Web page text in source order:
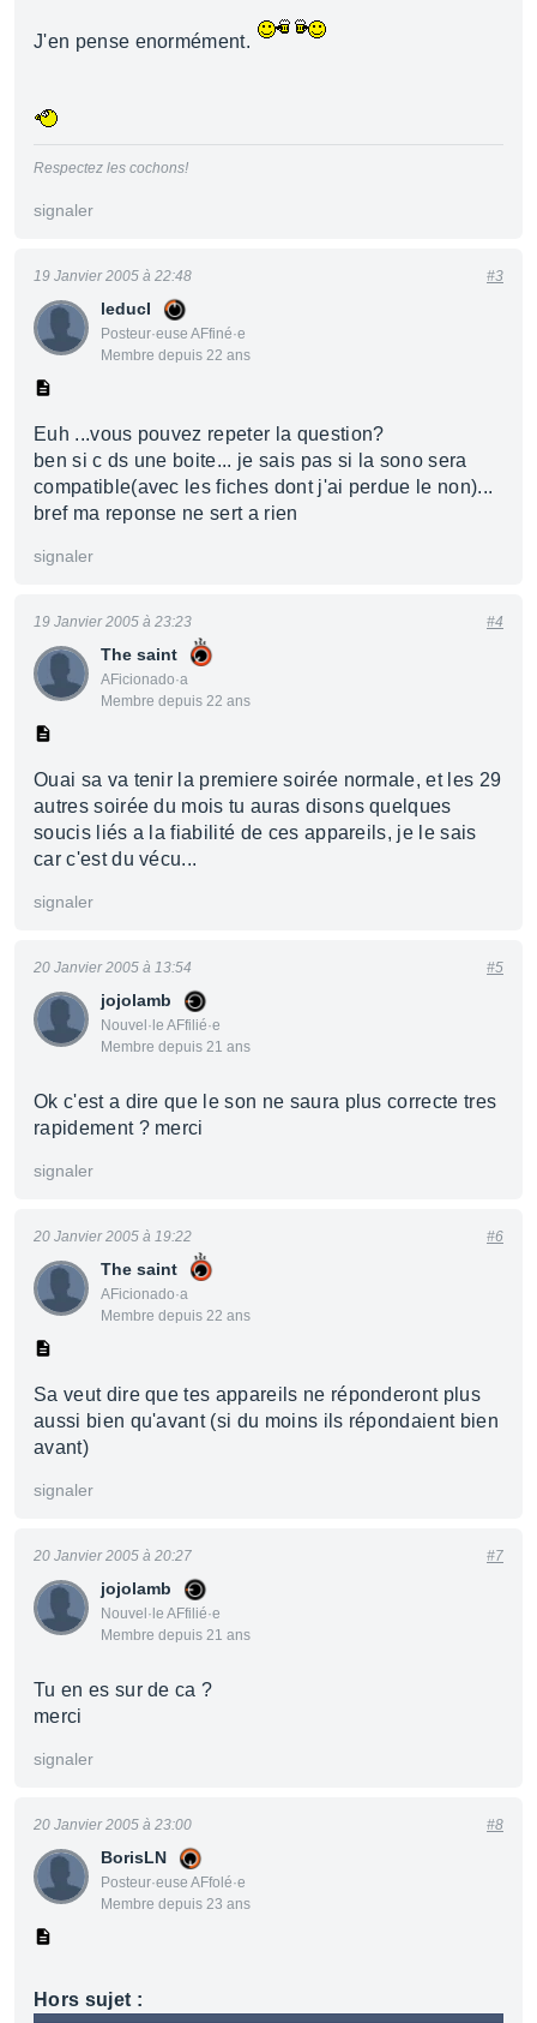
J'en pense enormément.
Respectez les cochons!
signaler
leducI
Posteur·euse AFfiné·e
Membre depuis 22 ans
19 Janvier 2005 à 22:48 #3
Euh ...vous pouvez repeter la question?
ben si c ds une boite... je sais pas si la sono sera
compatible(avec les fiches dont j'ai perdue le non)...
bref ma reponse ne sert a rien
signaler
The saint
AFicionado·a
Membre depuis 22 ans
19 Janvier 2005 à 23:23 #4
Ouai sa va tenir la premiere soirée normale, et les 29
autres soirée du mois tu auras disons quelques
soucis liés a la fiabilité de ces appareils, je le sais
car c'est du vécu...
signaler
jojolamb
Nouvel·le AFfilié·e
Membre depuis 21 ans
20 Janvier 2005 à 13:54 #5
Ok c'est a dire que le son ne saura plus correcte tres
rapidement ? merci
signaler
The saint
AFicionado·a
Membre depuis 22 ans
20 Janvier 2005 à 19:22 #6
Sa veut dire que tes appareils ne réponderont plus
aussi bien qu'avant (si du moins ils répondaient bien
avant)
signaler
jojolamb
Nouvel·le AFfilié·e
Membre depuis 21 ans
20 Janvier 2005 à 20:27 #7
Tu en es sur de ca ?
merci
signaler
BorisLN
Posteur·euse AFfolé·e
Membre depuis 23 ans
20 Janvier 2005 à 23:00 #8
Hors sujet :